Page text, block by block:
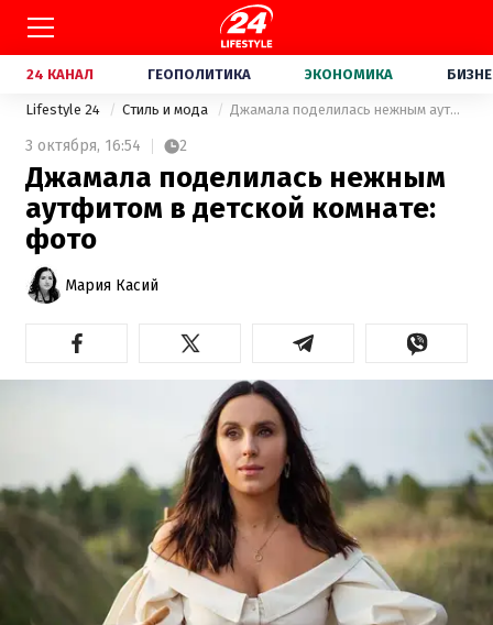
24 КАНАЛ ГЕОПОЛИТИКА ЭКОНОМИКА
Lifestyle 24 Стиль и мода Джамала поделилась нежным аутфитом в детской комнате: фото
3 октября, 16:54 2
Джамала поделилась нежным
аутфитом в детской комнате:
фото
Мария Касий